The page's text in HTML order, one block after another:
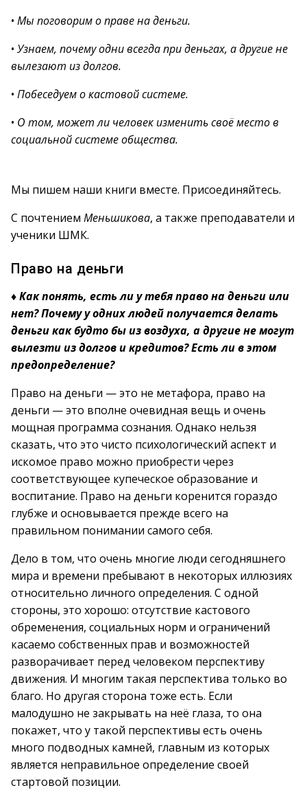
• Мы поговорим о праве на деньги.
• Узнаем, почему одни всегда при деньгах, а другие не
вылезают из долгов.
• Побеседуем о кастовой системе.
• О том, может ли человек изменить своё место в
социальной системе общества.
Мы пишем наши книги вместе. Присоединяйтесь.
С почтением Меньшикова, а также преподаватели и
ученики ШМК.
Право на деньги
♦Как понять, есть ли у тебя право на деньги или
нет? Почему у одних людей получается делать
деньги как будто бы из воздуха, а другие не могут
вылезти из долгов и кредитов? Есть ли в этом
предопределение?
Право на деньги — это не метафора, право на
деньги — это вполне очевидная вещь и очень
мощная программа сознания. Однако нельзя
сказать, что это чисто психологический аспект и
искомое право можно приобрести через
соответствующее купеческое образование и
воспитание. Право на деньги коренится гораздо
глубже и основывается прежде всего на
правильном понимании самого себя.
Дело в том, что очень многие люди сегодняшнего
мира и времени пребывают в некоторых иллюзиях
относительно личного определения. С одной
стороны, это хорошо: отсутствие кастового
обременения, социальных норм и ограничений
касаемо собственных прав и возможностей
разворачивает перед человеком перспективу
движения. И многим такая перспектива только во
благо. Но другая сторона тоже есть. Если
малодушно не закрывать на неё глаза, то она
покажет, что у такой перспективы есть очень
много подводных камней, главным из которых
является неправильное определение своей
стартовой позиции.